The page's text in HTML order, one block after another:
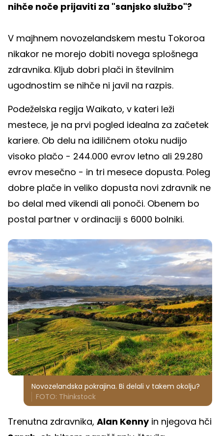
nihče noče prijaviti za "sanjsko službo"?
V majhnem novozelandskem mestu Tokoroa
nikakor ne morejo dobiti novega splošnega
zdravnika. Kljub dobri plači in številnim
ugodnostim se nihče ni javil na razpis.
Podeželska regija Waikato, v kateri leži
mestece, je na prvi pogled idealna za začetek
kariere. Ob delu na idiličnem otoku nudijo
visoko plačo - 244.000 evrov letno ali 29.280
evrov mesečno - in tri mesece dopusta. Poleg
dobre plače in veliko dopusta novi zdravnik ne
bo delal med vikendi ali ponoči. Obenem bo
postal partner v ordinaciji s 6000 bolniki.
Novozelandska pokrajina. Bi delali v takem okolju?
FOTO: Thinkstock
Trenutna zdravnika, Alan Kennyin njegova hči